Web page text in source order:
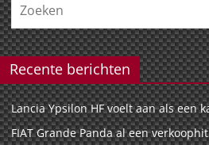
Recente berichten
Lancia Ypsilon HF voelt aan als een
FIAT Grande Panda al een